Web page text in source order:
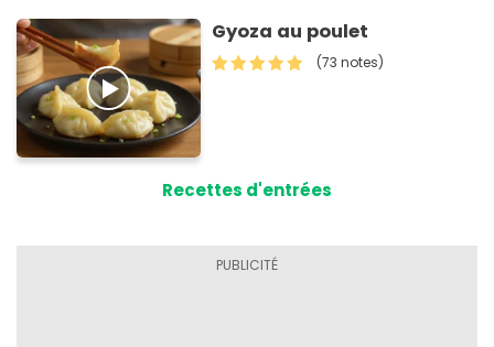
Gyoza au poulet
(73 notes)
Recettes d'entrées